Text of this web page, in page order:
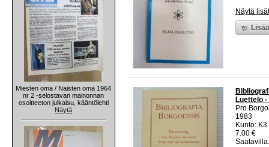
Miesten oma / Naisten oma 1964
nr 2 -selostavan mainonnan
osoitteeton julkaisu, kääntölehti
Näytä
Näytä
Luettelo
Pro
1983
Kunto:
7.00 €